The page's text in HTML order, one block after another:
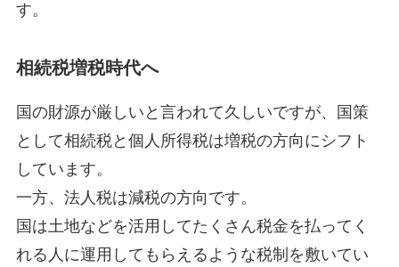
す。
相続税増税時代へ
国の財源が厳しいと言われて久しいですが、国策
として相続税と個人所得税は増税の方向にシフト
しています。
一方、法人税は減税の方向です。
国は土地などを活用してたくさん税金を払ってく
れる人に運用してもらえるような税制を敷いてい